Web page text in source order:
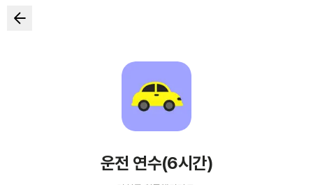
운전 연수(6시간)